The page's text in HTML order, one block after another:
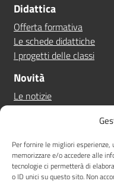
Per fornire le migliori
memorizzare e/o accedere alle
tecnologie ci permetterà di
o ID unici su questo sito. Non
Didattica
Offerta formativa
Le schede didattiche
I progetti delle classi
Novità
Le notizie
Le circolari
Albo online
Pn 21/27
Ptof